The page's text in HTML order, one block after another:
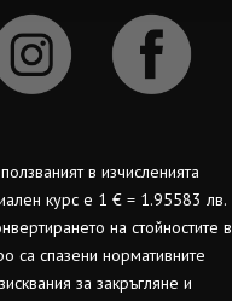
в изчисленията
курс е 1 € = 1.95583 лв.
на стойностите в
са спазени нормативните
за закръгляне и